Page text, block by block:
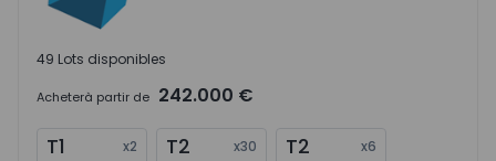
49 Lots disponibles
Acheterà partir de 242.000 €
T1 x2 T2 x30 T2 x6